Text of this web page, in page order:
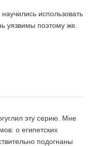
использовать
уязвимы поэтому же.
эту серию. Мне
о египетских
подогнаны